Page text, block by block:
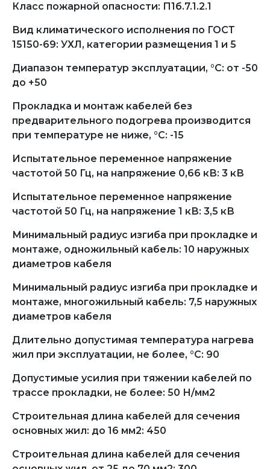
Класс пожарной опасности: П1б.7.1.2.1
Вид климатического исполнения по ГОСТ
15150-69: УХЛ, категории размещения 1 и 5
Диапазон температур эксплуатации, °С: от -50
до +50
Прокладка и монтаж кабелей без
предварительного подогрева производится
при температуре не ниже, °С: -15
Испытательное переменное напряжение
частотой 50 Гц, на напряжение 0,66 кВ: 3 кВ
Испытательное переменное напряжение
частотой 50 Гц, на напряжение 1 кВ: 3,5 кВ
Минимальный радиус изгиба при прокладке и
монтаже, одножильный кабель: 10 наружных
диаметров кабеля
Минимальный радиус изгиба при прокладке и
монтаже, многожильный кабель: 7,5 наружных
диаметров кабеля
Длительно допустимая температура нагрева
жил при эксплуатации, не более, °С: 90
Допустимые усилия при тяжении кабелей по
трассе прокладки, не более: 50 Н/мм2
Строительная длина кабелей для сечения
основных жил: до 16 мм2: 450
Строительная длина кабелей для сечения